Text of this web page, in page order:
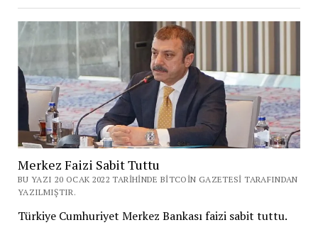
Merkez Faizi Sabit Tuttu
BU YAZI 20 OCAK 2022 TARIHINDE BITCOIN GAZETESI TARAFINDAN
YAZILMIŞTIR.
Türkiye Cumhuriyet Merkez Bankası faizi sabit tuttu.